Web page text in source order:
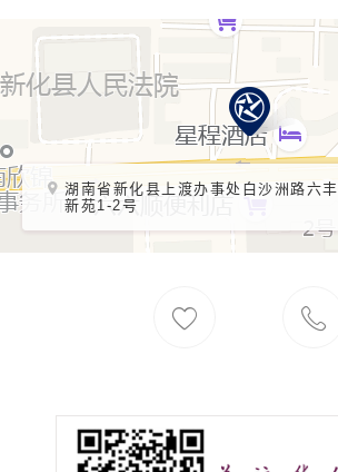
湖南省新化县上渡办事处白沙洲路六丰
新苑1-2号